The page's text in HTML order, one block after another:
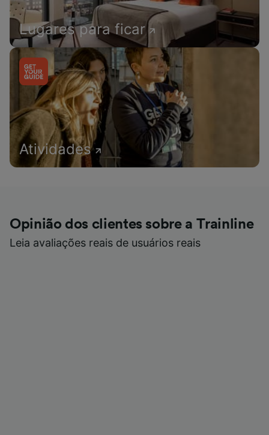
Lugares para ficar
Atividades
Opinião dos clientes sobre a Trainline
Leia avaliações reais de usuários reais